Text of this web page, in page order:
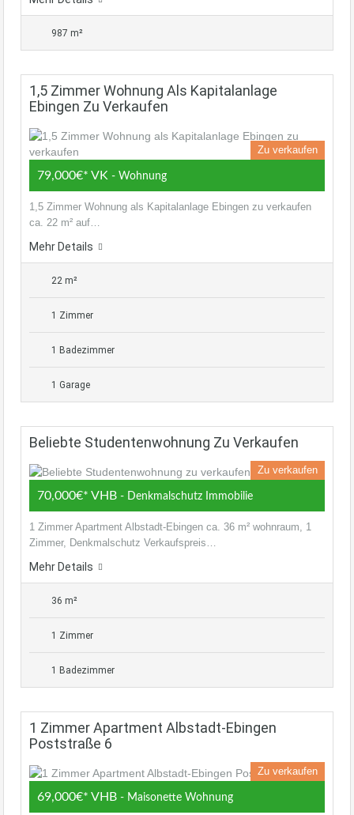
987 m²
1,5 Zimmer Wohnung Als Kapitalanlage
Ebingen Zu Verkaufen
Zu verkaufen
79,000€* VK - Wohnung
1,5 Zimmer Wohnung als Kapitalanlage Ebingen zu verkaufen
ca. 22 m² auf…
Mehr Details
22 m²
1 Zimmer
1 Badezimmer
1 Garage
Beliebte Studentenwohnung Zu Verkaufen
Zu verkaufen
70,000€* VHB - Denkmalschutz Immobilie
1 Zimmer Apartment Albstadt-Ebingen ca. 36 m² wohnraum, 1
Zimmer, Denkmalschutz Verkaufspreis…
Mehr Details
36 m²
1 Zimmer
1 Badezimmer
1 Zimmer Apartment Albstadt-Ebingen
Poststraße 6
Zu verkaufen
69,000€* VHB - Maisonette Wohnung